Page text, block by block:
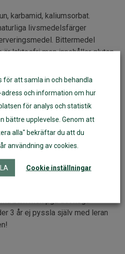
karbamid, kaliumsorbat.
livsmedelsfärger
Bittermedel
är laktosfri men innehåller gluten.
röd, blå, grön och gul. Varje
i återvinningsbara
som tillverkar
och giftfria pysselprodukter för
resurser.
EN71. CE-märkt. Laktosfri.
barn men pga det höga
3 år ej pyssla själv med leran
för att samla in och behandla
och information om hur
för analys och statistik
bättre upplevelse. Genom att
alla" bekräftar du att du
användning av cookies.
Cookie inställningar